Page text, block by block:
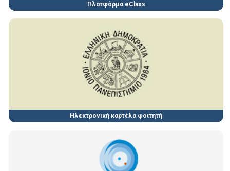
Πλατφόρμα eClass
Ηλεκτρονική καρτέλα φοιτητή